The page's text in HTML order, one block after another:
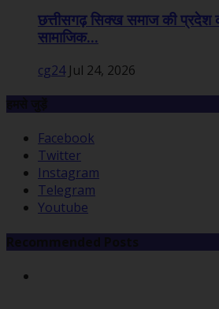
छत्तीसगढ़ सिक्ख समाज की प्रदेश
सामाजिक...
cg24 Jul 24, 2026
Facebook
Twitter
Instagram
Telegram
Youtube